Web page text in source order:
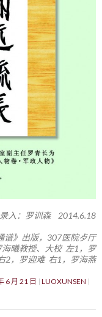
入：罗训森 2014.6.18
谱》出版，307医院歺厅
曦教授、大校 左1，罗
2，罗迎难 右1，罗海燕
6 月 21 日
LUOXUNSEN